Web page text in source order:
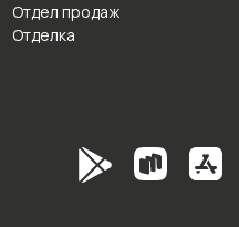
Отдел продаж
Отделка